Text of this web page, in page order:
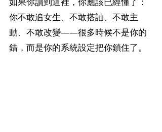
你不敢追女生、不敢搭訕、不敢主
動、不敢改變——很多時候不是你的
錯，而是你的系統設定把你鎖住了。